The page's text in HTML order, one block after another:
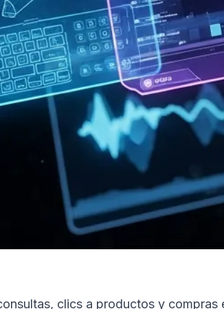
clics a productos y